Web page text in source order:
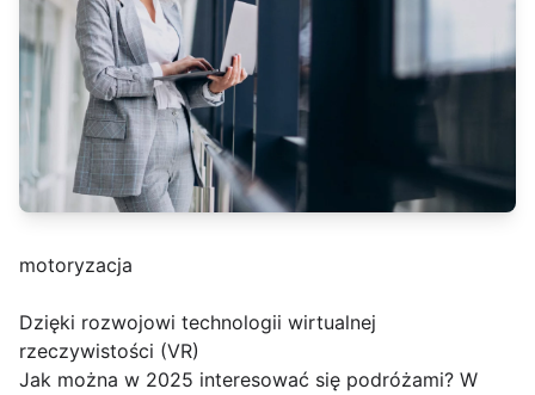
motoryzacja
Dzięki rozwojowi technologii wirtualnej
rzeczywistości (VR)
Jak można w 2025 interesować się podróżami? W